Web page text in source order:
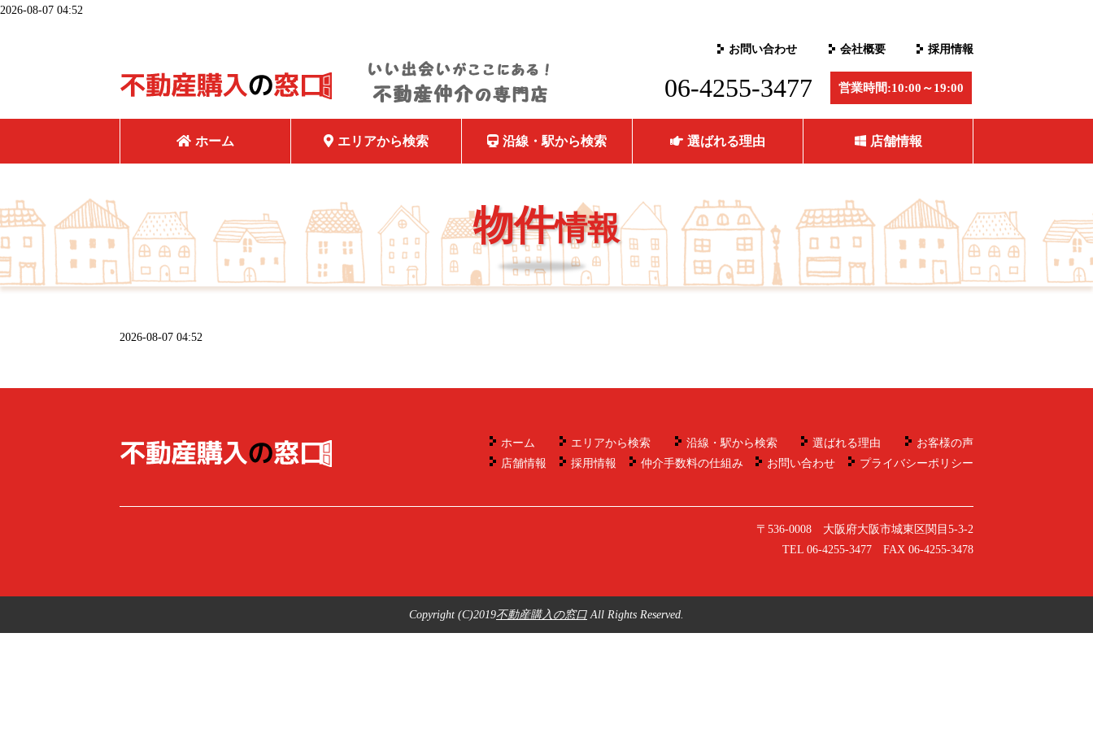
2026-08-07 04:52
お問い合わせ 会社概要 採用情報
06-4255-3477 営業時間:10:00～19:00
ホーム エリアから検索 沿線・駅から検索 選ばれる理由 店舗情報
物件情報
2026-08-07 04:52
ホーム エリアから検索 沿線・駅から検索 選ばれる理由
お客様の声
店舗情報
採用情報 仲介手数料の仕組み お問い合わせ プライバシーポリシー
〒536-0008 大阪府大阪市城東区関目5-3-2
TEL 06-4255-3477 FAX 06-4255-3478
Copyright (C)2019不動産購入の窓口 All Rights Reserved.